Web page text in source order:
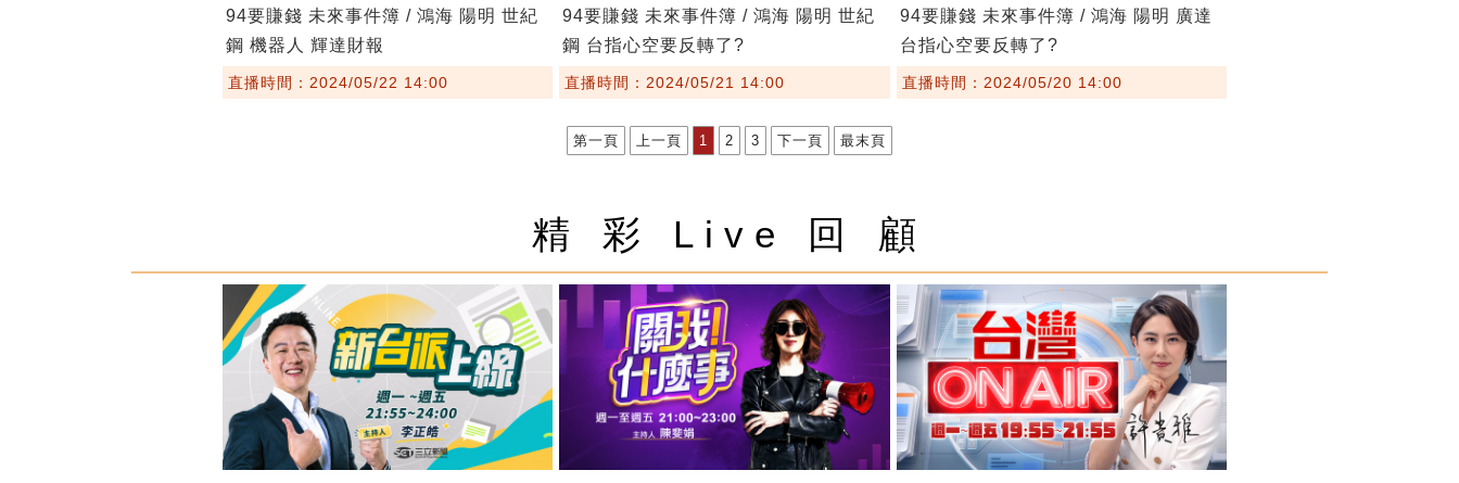
94要賺錢 未來事件簿 / 鴻海 陽明 世紀
鋼 機器人 輝達財報
直播時間：2024/05/22 14:00
94要賺錢 未來事件簿 / 鴻海 陽明 世紀
鋼 台指心空要反轉了?
直播時間：2024/05/21 14:00
94要賺錢 未來事件簿 / 鴻海 陽明 廣達
台指心空要反轉了?
直播時間：2024/05/20 14:00
第一頁 上一頁 1 2 3 下一頁 最末頁
精 彩 Live 回 顧